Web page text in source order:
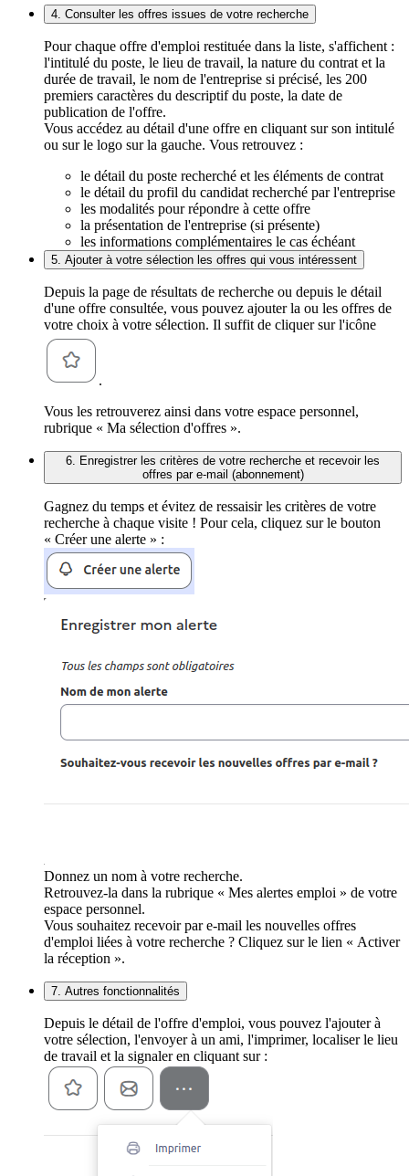
4. Consulter les offres issues de votre recherche
Pour chaque offre d'emploi restituée dans la liste, s'affichent :
l'intitulé du poste, le lieu de travail, la nature du contrat et la
durée de travail, le nom de l'entreprise si précisé, les 200
premiers caractères du descriptif du poste, la date de
publication de l'offre.
Vous accédez au détail d'une offre en cliquant sur son intitulé
ou sur le logo sur la gauche. Vous retrouvez :
le détail du poste recherché et les éléments de contrat
le détail du profil du candidat recherché par l'entreprise
les modalités pour répondre à cette offre
la présentation de l'entreprise (si présente)
les informations complémentaires le cas échéant
5. Ajouter à votre sélection les offres qui vous intéressent
Depuis la page de résultats de recherche ou depuis le détail
d'une offre consultée, vous pouvez ajouter la ou les offres de
votre choix à votre sélection. Il suffit de cliquer sur l'icône
.
Vous les retrouverez ainsi dans votre espace personnel,
rubrique « Ma sélection d'offres ».
6. Enregistrer les critères de votre recherche et recevoir les
offres par e-mail (abonnement)
Gagnez du temps et évitez de ressaisir les critères de votre
recherche à chaque visite ! Pour cela, cliquez sur le bouton
« Créer une alerte » :
Donnez un nom à votre recherche.
Retrouvez-la dans la rubrique « Mes alertes emploi » de votre
espace personnel.
Vous souhaitez recevoir par e-mail les nouvelles offres
d'emploi liées à votre recherche ? Cliquez sur le lien « Activer
la réception ».
7. Autres fonctionnalités
Depuis le détail de l'offre d'emploi, vous pouvez l'ajouter à
votre sélection, l'envoyer à un ami, l'imprimer, localiser le lieu
de travail et la signaler en cliquant sur :